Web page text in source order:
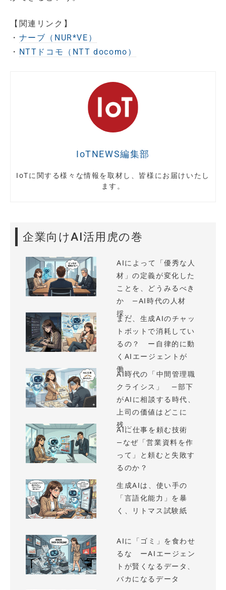
【関連リンク】
・ ナーブ（NUR*VE）
・ NTTドコモ（NTT docomo）
IoTNEWS編集部
IoTに関する様々な情報を取材し、皆様にお届けいたし
ます。
企業向けAI活用虎の巻
AIによって「優秀な人
材」の定義が変化した
ことを、どうみるべき
か —AI時代の人材
採...
まだ、生成AIのチャッ
トボットで消耗してい
るの？ ー自律的に動
くAIエージェントが
働...
AI時代の「中間管理職
クライシス」 —部下
がAIに相談する時代、
上司の価値はどこに
残...
AIに仕事を頼む技術
—なぜ「営業資料を作
って」と頼むと失敗す
るのか？
生成AIは、使い手の
「言語化能力」を暴
く、リトマス試験紙
AIに「ゴミ」を食わせ
るな ーAIエージェン
トが賢くなるデータ、
バカになるデータ